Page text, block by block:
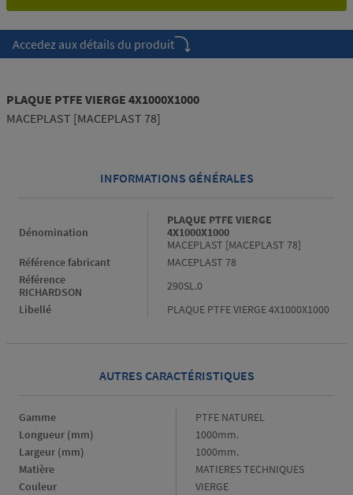
Accedez aux détails du produit
PLAQUE PTFE VIERGE 4X1000X1000
MACEPLAST [MACEPLAST 78]
INFORMATIONS GÉNÉRALES
Dénomination
PLAQUE PTFE VIERGE
4X1000X1000
MACEPLAST [MACEPLAST 78]
Référence fabricant
MACEPLAST 78
Référence
RICHARDSON
290SL.0
Libellé
PLAQUE PTFE VIERGE 4X1000X1000
AUTRES CARACTÉRISTIQUES
Gamme Gamme
PTFE NATUREL
Longueur (mm)
Longueur
(mm)
1000mm.
Largeur (mm)
Largeur
(mm)
1000mm.
Matière
Matière
MATIERES TECHNIQUES
Couleur
Couleur
VIERGE